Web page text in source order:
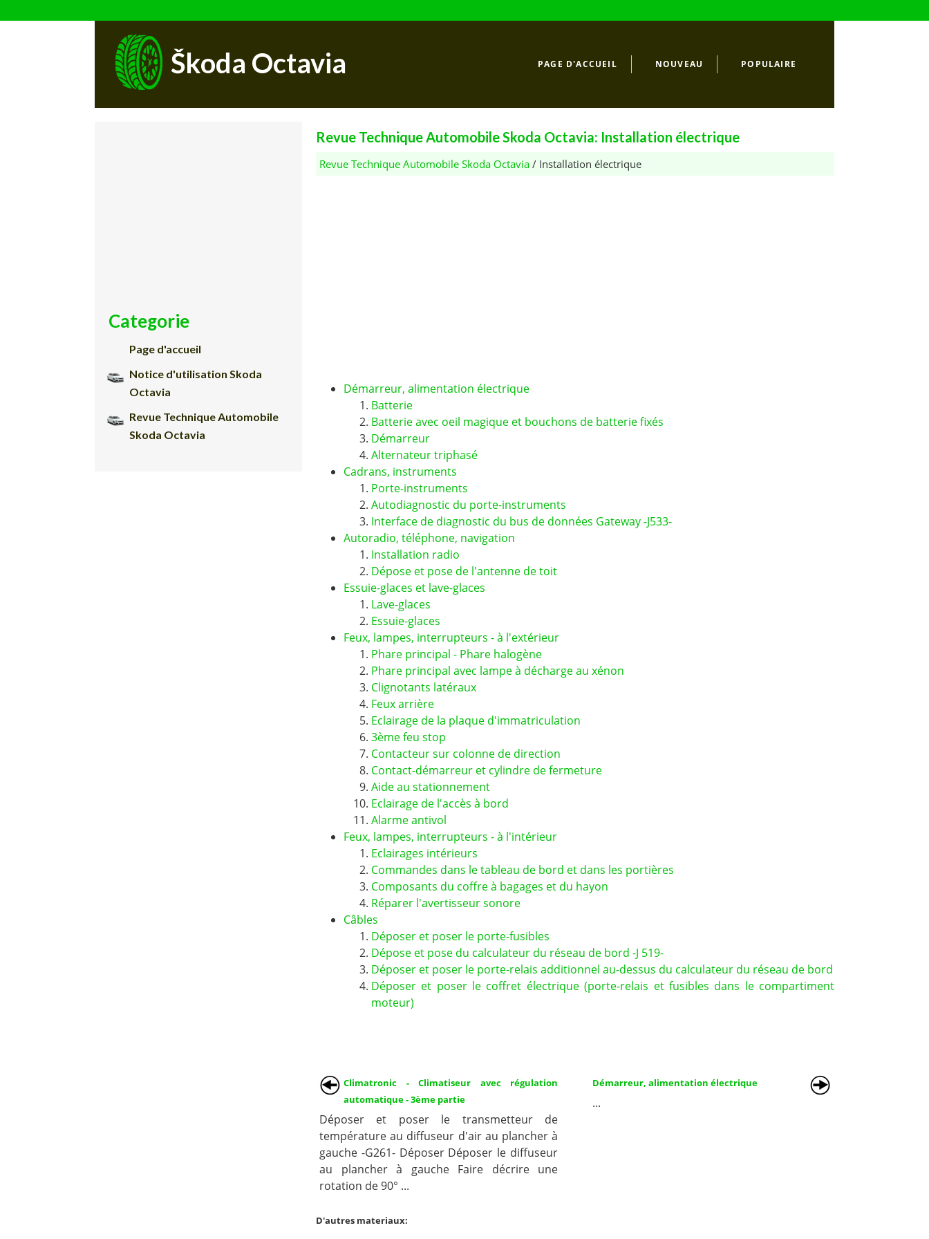
Škoda Octavia PAGE D'ACCUEIL NOUVEAU POPULAIRE
Revue Technique Automobile Skoda Octavia: Installation électrique
Revue Technique Automobile Skoda Octavia / Installation électrique
Démarreur, alimentation électrique
Batterie
Batterie avec oeil magique et bouchons de batterie fixés
Démarreur
Alternateur triphasé
Cadrans, instruments
Porte-instruments
Autodiagnostic du porte-instruments
Interface de diagnostic du bus de données Gateway -J533-
Autoradio, téléphone, navigation
Installation radio
Dépose et pose de l'antenne de toit
Essuie-glaces et lave-glaces
Lave-glaces
Essuie-glaces
Feux, lampes, interrupteurs - à l'extérieur
Phare principal - Phare halogène
Phare principal avec lampe à décharge au xénon
Clignotants latéraux
Feux arrière
Eclairage de la plaque d'immatriculation
3ème feu stop
Contacteur sur colonne de direction
Contact-démarreur et cylindre de fermeture
Aide au stationnement
Eclairage de l'accès à bord
Alarme antivol
Feux, lampes, interrupteurs - à l'intérieur
Eclairages intérieurs
Commandes dans le tableau de bord et dans les portières
Composants du coffre à bagages et du hayon
Réparer l'avertisseur sonore
Câbles
Déposer et poser le porte-fusibles
Dépose et pose du calculateur du réseau de bord -J 519-
Déposer et poser le porte-relais additionnel au-dessus du calculateur du réseau de bord
Déposer et poser le coffret électrique (porte-relais et fusibles dans le compartiment
moteur)
Climatronic - Climatiseur avec régulation
automatique - 3ème partie
Déposer et poser le transmetteur de
température au diffuseur d'air au plancher à
gauche -G261- Déposer Déposer le diffuseur
au plancher à gauche Faire décrire une
rotation de 90° ...
Démarreur, alimentation électrique
...
D'autres materiaux:
Categorie
Page d'accueil
Notice d'utilisation Skoda
Octavia
Revue Technique Automobile
Skoda Octavia